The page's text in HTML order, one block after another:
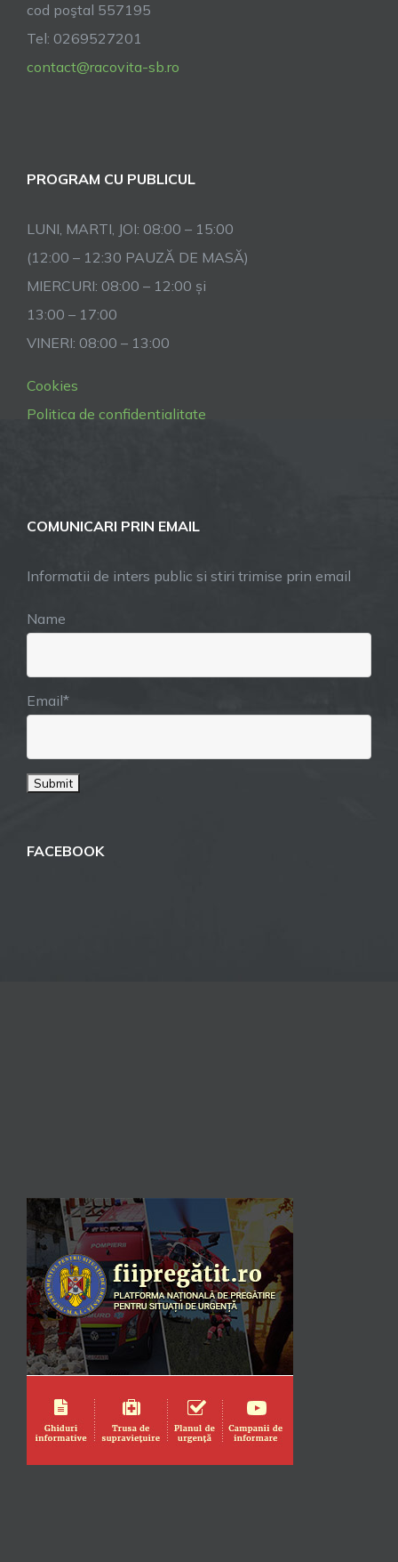
cod poştal 557195
Tel: 0269527201
contact@racovita-sb.ro
PROGRAM CU PUBLICUL
LUNI, MARTI, JOI: 08:00 – 15:00
(12:00 – 12:30 PAUZĂ DE MASĂ)
MIERCURI: 08:00 – 12:00 și
13:00 – 17:00
VINERI: 08:00 – 13:00
Cookies
Politica de confidentialitate
COMUNICARI PRIN EMAIL
Informatii de inters public si stiri trimise prin email
Name
Email*
FACEBOOK